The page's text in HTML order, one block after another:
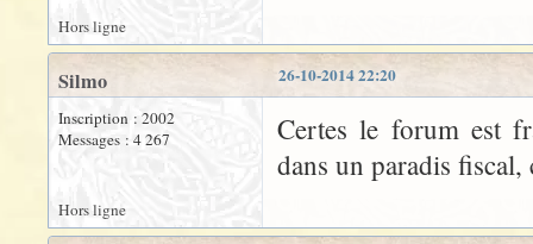
Hors ligne
26-10-2014 22:20
Silmo
Inscription : 2002
Messages : 4 267
Certes le forum est
dans un paradis
Hors ligne